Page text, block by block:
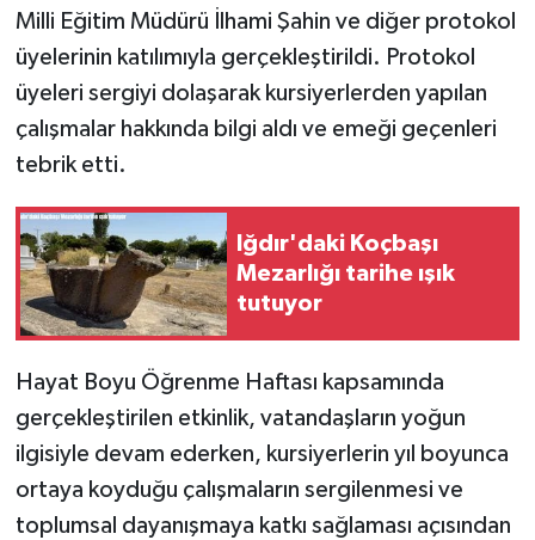
Milli Eğitim Müdürü İlhami Şahin ve diğer protokol
üyelerinin katılımıyla gerçekleştirildi. Protokol
üyeleri sergiyi dolaşarak kursiyerlerden yapılan
çalışmalar hakkında bilgi aldı ve emeği geçenleri
tebrik etti.
Iğdır'daki Koçbaşı
Mezarlığı tarihe ışık
tutuyor
Hayat Boyu Öğrenme Haftası kapsamında
gerçekleştirilen etkinlik, vatandaşların yoğun
ilgisiyle devam ederken, kursiyerlerin yıl boyunca
ortaya koyduğu çalışmaların sergilenmesi ve
toplumsal dayanışmaya katkı sağlaması açısından